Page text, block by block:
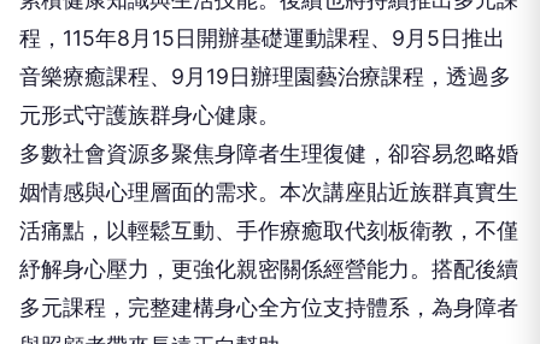
化等生理問題，衍生的心理壓力、情緒困擾，也成為
自身與照顧者的重大負擔，因此規劃一系列全方位健
康課程。
系列活動第五場專題講座以「為愛而生－生育及婚姻
輔導」為主題，邀請元品心理諮商所心理師陳凱鈞擔
任講師。課程跳脫嚴肅教學模式，透過專業心理知識
分享、互動問卷、情感交流引導，讓學員自在表達個
人情緒與想法。同時規劃手作編織花盆課程，首度接
觸編織的學員收穫滿滿，大幅提升自我成就感與自信